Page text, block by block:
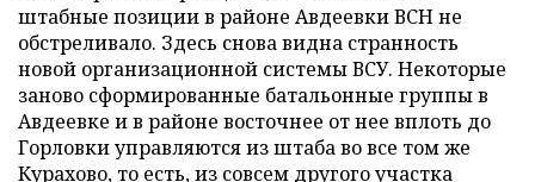
штабные позиции в районе Авдеевки ВСН не
обстреливало. Здесь снова видна странность
новой организационной системы ВСУ. Некоторые
заново сформированные батальонные группы в
Авдеевке и в районе восточнее от нее вплоть до
Горловки управляются из штаба во все том же
Курахово, то есть, из совсем другого участка